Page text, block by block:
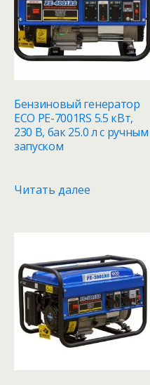
Бензиновый генератор
ECO PE-7001RS 5.5 кВт,
230 В, бак 25.0 л с ручным
запуском
Читать далее